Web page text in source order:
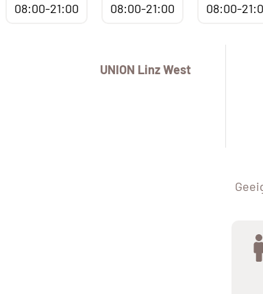
08:00-21:00 08:00-21:00 08:00-
UNION Linz West